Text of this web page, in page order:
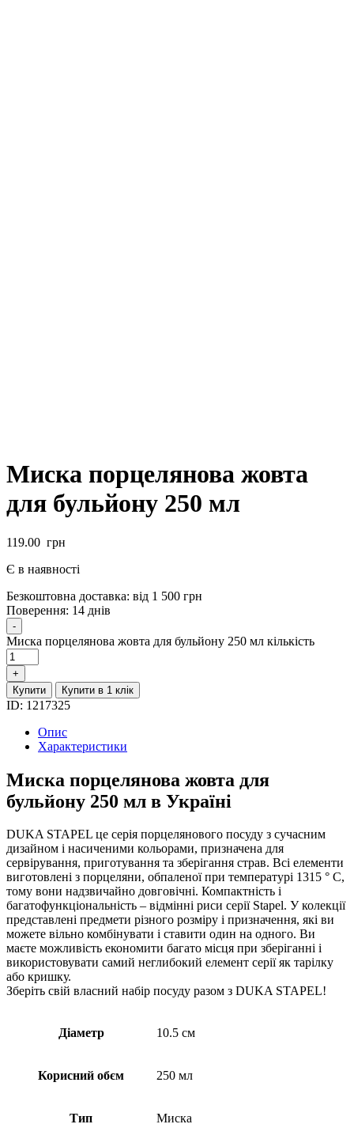
Миска порцелянова жовта
для бульйону 250 мл
119.00 грн
Є в наявності
Безкоштовна доставка: від 1 500 грн
Поверення: 14 днів
-
Миска порцелянова жовта для бульйону 250 мл кількість
+
Купити
Купити в 1 клік
ID: 1217325
Опис
Характеристики
Миска порцелянова жовта для
бульйону 250 мл в Україні
DUKA STAPEL це серія порцелянового посуду з сучасним
дизайном і насиченими кольорами, призначена для
сервірування, приготування та зберігання страв. Всі елементи
виготовлені з порцеляни, обпаленої при температурі 1315 ° С,
тому вони надзвичайно довговічні. Компактність і
багатофункціональність – відмінні риси серії Stapel. У колекції
представлені предмети різного розміру і призначення, які ви
можете вільно комбінувати і ставити один на одного. Ви
маєте можливість економити багато місця при зберіганні і
використовувати самий неглибокий елемент серії як тарілку
або кришку.
Зберіть свій власний набір посуду разом з DUKA STAPEL!
Діаметр 10.5 см
Корисний обєм 250 мл
Тип Миска